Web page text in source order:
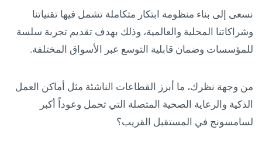
نسعى إلى بناء منظومة ابتكار متكاملة تشمل فيها تقنياتنا
وشراكاتنا المحلية والعالمية، وذلك بهدف تقديم تجربة سلسة
للمؤسسات وضمان قابلية التوسع عبر الأسواق المختلفة.
من وجهة نظرك، ما أبرز القطاعات الناشئة مثل أماكن العمل
الذكية والرعاية الصحية المتصلة التي تحمل وعوداً أكبر
لسامسونج في المستقبل القريب؟